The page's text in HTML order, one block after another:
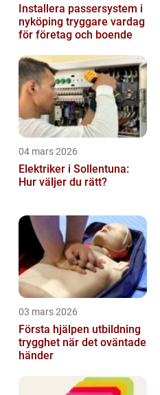
Installera passersystem i
nyköping tryggare vardag
för företag och boende
04 mars 2026
Elektriker i Sollentuna:
Hur väljer du rätt?
03 mars 2026
Första hjälpen utbildning
trygghet när det oväntade
händer